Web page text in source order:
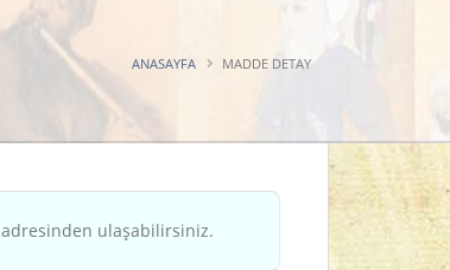
ANASAYFA MADDE DETAY
adresinden ulaşabilirsiniz.